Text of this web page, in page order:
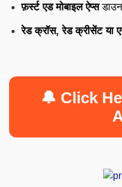
फ़र्स्ट एड मोबाइल ऐप्स
रेड क्रॉस, रेड क्रीसेंट या
🔔 Click